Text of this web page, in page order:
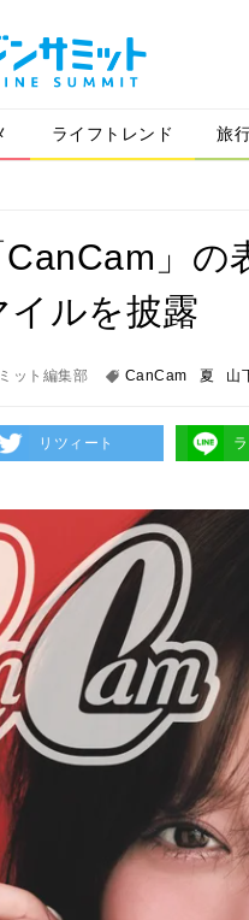
ライフトレンド 旅
」の
ルを披露
ット編集部 CanCam 夏 山
リツィート